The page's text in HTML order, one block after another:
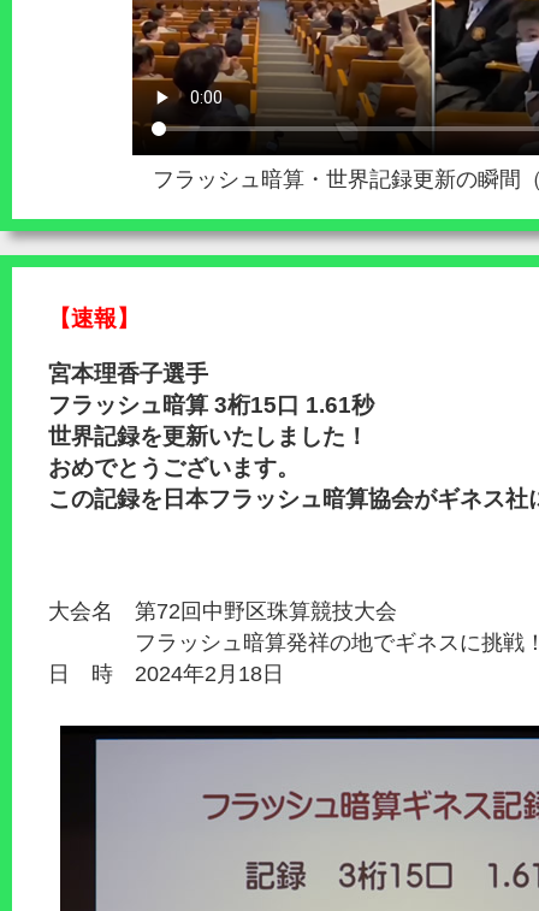
フラッシュ暗算・世界記録更新の瞬間
【速報】
宮本理香子選手
フラッシュ暗算 3桁15口 1.61秒
世界記録を更新いたしました！
おめでとうございます。
この記録を日本フラッシュ暗算協会がギネス社
大会名 第72回中野区珠算競技大会
フラッシュ暗算発祥の地でギネスに挑戦！
日 時 2024年2月18日